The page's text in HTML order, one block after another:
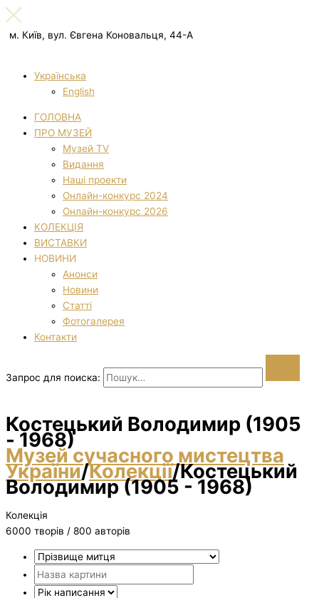
м. Київ, вул. Євгена Коновальця, 44-А
Українська
English
ГОЛОВНА
ПРО МУЗЕЙ
Музей TV
Видання
Наші проекти
Онлайн-конкурс 2024
Онлайн-конкурс 2026
КОЛЕКЦІЯ
ВИСТАВКИ
НОВИНИ
Анонси
Новини
Статті
Фотогалерея
Контакти
Запрос для поиска:
Костецький Володимир (1905
- 1968)
Музей сучасного мистецтва
України/Колекції/Костецький
Володимир (1905 - 1968)
Колекція
6000 творiв / 800 авторів